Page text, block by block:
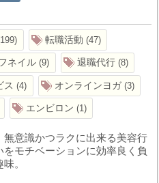
199 転職活動 47
ネイル 9 退職代行 8
ス 4 オンラインヨガ 3
エンビロン 1
無意識かつラクに出来る美容行
モチベーションに効率良く負
。